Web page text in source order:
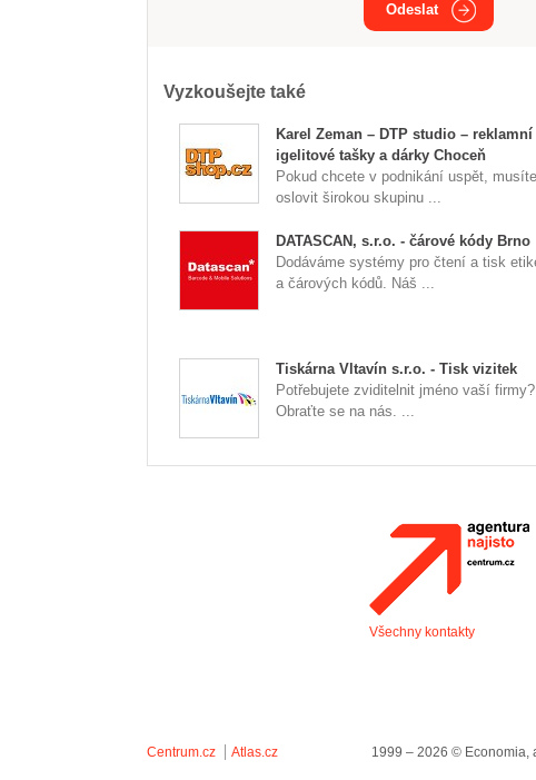
Odeslat
Vyzkoušejte také
Karel Zeman – DTP studio – reklamní
igelitové tašky a dárky Choceň
Pokud chcete v podnikání uspět, musíte
oslovit širokou skupinu ...
DATASCAN, s.r.o. - čárové kódy Brno
Dodáváme systémy pro čtení a tisk
a čárových kódů. Náš ...
Tiskárna Vltavín s.r.o. - Tisk vizitek
Potřebujete zviditelnit jméno vaší firmy?
Obraťte se na nás. ...
Všechny kontakty
Centrum.cz Atlas.cz 1999 – 2026 © Economia,